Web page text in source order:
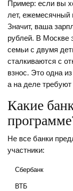
Пример: если вы
лет, ежемесячный
Значит, ваша
рублей. В Москве
семьи с двумя
сталкиваются с
взнос. Это одна
а на деле
Какие
Не все банки
участники:
Сбербанк
ВТБ